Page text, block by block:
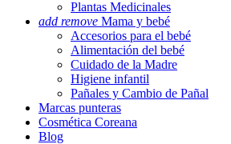
Plantas Medicinales
add remove Mama y bebé
Accesorios para el bebé
Alimentación del bebé
Cuidado de la Madre
Higiene infantil
Pañales y Cambio de Pañal
Marcas punteras
Cosmética Coreana
Blog